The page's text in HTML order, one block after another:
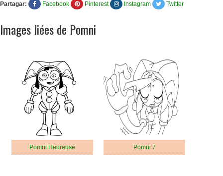
Partagar: Facebook Pinterest Instagram Twitter
Images liées de Pomni
Pomni Heureuse Pomni 7